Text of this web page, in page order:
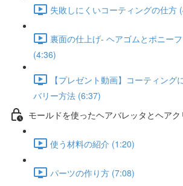
失敗しにくいコーティングの仕方
裏面の仕上げ- ヘアゴムとポニー
(4:36)
【プレゼント動画】コーティング
バリー方法 (6:37)
モールドを使ったヘアバレッタとヘア
使う材料の紹介 (1:20)
パーツの作り方 (7:08)